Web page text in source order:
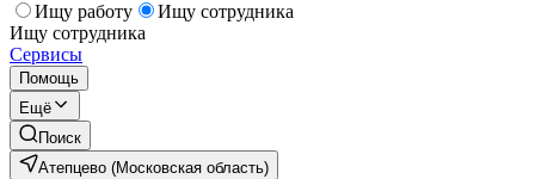
Ищу работу
Ищу сотрудника
Ищу сотрудника
Сервисы
Помощь
Ещё
Поиск
Атепцево (Московская область)